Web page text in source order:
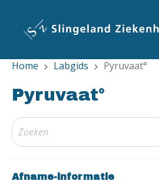
inhoud
Home chevron_right Labgids chevron_right Pyruvaat°
Pyruvaat°
Afname-informatie